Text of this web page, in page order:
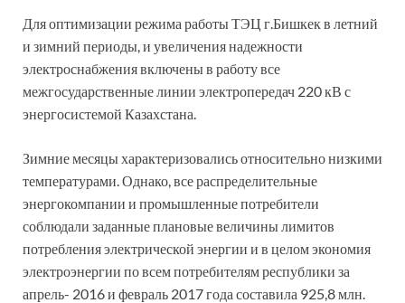
Для оптимизации режима работы ТЭЦ г.Бишкек в летний
и зимний периоды, и увеличения надежности
электроснабжения включены в работу все
межгосударственные линии электропередач 220 кВ с
энергосистемой Казахстана.
Зимние месяцы характеризовались относительно низкими
температурами. Однако, все распределительные
энергокомпании и промышленные потребители
соблюдали заданные плановые величины лимитов
потребления электрической энергии и в целом экономия
электроэнергии по всем потребителям республики за
апрель- 2016 и февраль 2017 года составила 925,8 млн.